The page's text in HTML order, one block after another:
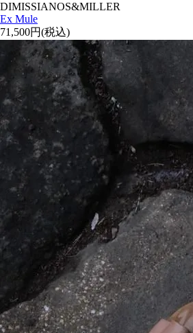
DIMISSIANOS&MILLER
Ex Mule
71,500円(税込)